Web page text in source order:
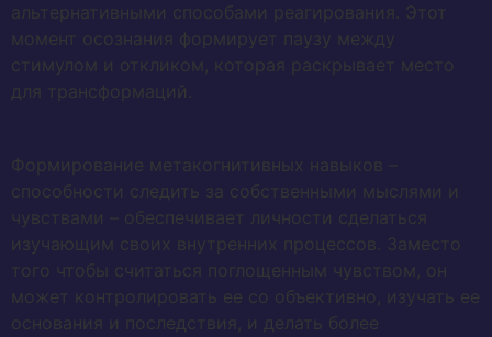
альтернативными способами реагирования. Этот
момент осознания формирует паузу между
стимулом и откликом, которая раскрывает место
для трансформаций.
Формирование метакогнитивных навыков –
способности следить за собственными мыслями и
чувствами – обеспечивает личности сделаться
изучающим своих внутренних процессов. Заместо
того чтобы считаться поглощенным чувством, он
может контролировать ее со объективно, изучать ее
основания и последствия, и делать более